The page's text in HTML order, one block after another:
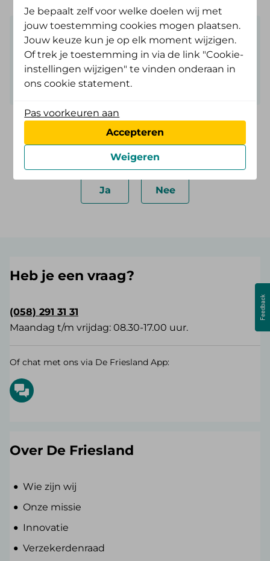
Website Zorgkantoor Friesland
Je vindt meer informatie op de
Zorgkantoor Friesland
Was deze informatie nuttig?
Ja Nee
Heb je een vraag?
(058) 291 31 31
Maandag t/m vrijdag: 08.30-17.00 uur.
Of chat met ons via De Friesland App:
Over De Friesland
Wie zijn wij
Onze missie
Innovatie
Verzekerdenraad
Je bepaalt zelf voor welke doelen wij met
jouw toestemming cookies mogen plaatsen.
Jouw keuze kun je op elk moment wijzigen.
Of trek je toestemming in via de link "Cookie-
instellingen wijzigen" te vinden onderaan in
ons cookie statement.
Pas voorkeuren aan
Accepteren
Weigeren